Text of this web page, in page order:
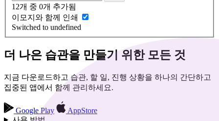
12개 중 0개 추가됨
이모지와 함께 인쇄
Switched to undefined
더 나은 습관을 만들기 위한 모든 것
지금 다운로드하고 습관, 할 일, 진행 상황을 하나의 간단하고
집중된 앱에서 함께 관리하세요.
Google Play
AppStore